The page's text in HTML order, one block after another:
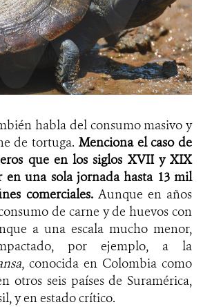
habla del consumo masivo y
de tortuga. Menciona el caso de
que en los siglos XVII y XIX
en una sola jornada hasta 13 mil
comerciales.Aunque en años
de carne y de huevos con
a una escala mucho menor,
por ejemplo, a la
, conocida en Colombia como
otros seis países de Suramérica,
y en estado crítico.